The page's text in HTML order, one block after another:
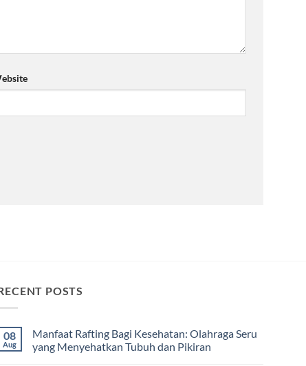
POSTS
08
Aug
Manfaat Rafting Bagi Kesehatan: Olahraga Seru
yang Menyehatkan Tubuh dan Pikiran